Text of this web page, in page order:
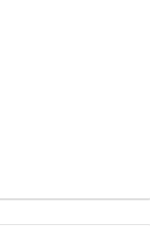
numéro 523984037